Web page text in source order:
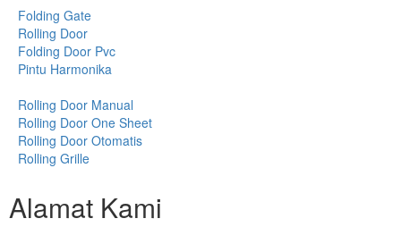
Folding Gate
Rolling Door
Folding Door Pvc
Pintu Harmonika
Rolling Door Manual
Rolling Door One Sheet
Rolling Door Otomatis
Rolling Grille
Alamat Kami